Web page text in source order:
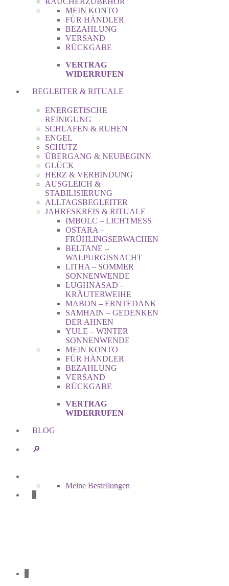
MEIN KONTO
FÜR HÄNDLER
BEZAHLUNG
VERSAND
RÜCKGABE
VERTRAG
WIDERRUFEN
BEGLEITER & RITUALE
ENERGETISCHE
REINIGUNG
SCHLAFEN & RUHEN
ENGEL
SCHUTZ
ÜBERGANG & NEUBEGINN
GLÜCK
HERZ & VERBINDUNG
AUSGLEICH &
STABILISIERUNG
ALLTAGSBEGLEITER
JAHRESKREIS & RITUALE
IMBOLC – LICHTMESS
OSTARA –
FRÜHLINGSERWACHEN
BELTANE –
WALPURGISNACHT
LITHA – SOMMER
SONNENWENDE
LUGHNASAD –
KRÄUTERWEIHE
MABON – ERNTEDANK
SAMHAIN – GEDENKEN
DER AHNEN
YULE – WINTER
SONNENWENDE
MEIN KONTO
FÜR HÄNDLER
BEZAHLUNG
VERSAND
RÜCKGABE
VERTRAG
WIDERRUFEN
BLOG
🔎︎
Meine Bestellungen
0
0